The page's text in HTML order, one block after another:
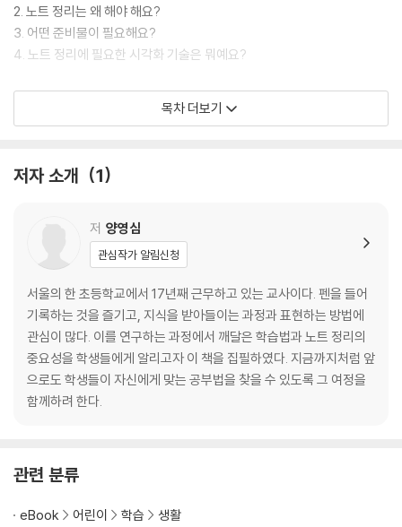
2. 노트 정리는 왜 해야 해요?
3. 어떤 준비물이 필요해요?
4. 노트 정리에 필요한 시각화 기술은 뭐예요?
2장 교과서 읽기 전략
스스로 해 보는 교과서 제대로 읽기
3장 하루 배움 노트
1. 하루 배움 노트가 뭐예요?
2. 하루 배움 노트는 어떻게 써요?
3. 스스로 써 보는 하루 배움 노트
4장 날단배궁 노트
3. 스스로 써 보는 날단배궁 노트
5장 코넬 노트
목차 더보기
저자 소개 1
저 양영심
관심작가 알림신청
서울의 한 초등학교에서 17년째 근무하고 있는 교사이다. 펜을 들어
기록하는 것을 즐기고, 지식을 받아들이는 과정과 표현하는 방법에
관심이 많다. 이를 연구하는 과정에서 깨달은 학습법과 노트 정리의
중요성을 학생들에게 알리고자 이 책을 집필하였다. 지금까지처럼 앞
으로도 학생들이 자신에게 맞는 공부법을 찾을 수 있도록 그 여정을
함께하려 한다.
관련 분류
eBook 어린이 학습 생활